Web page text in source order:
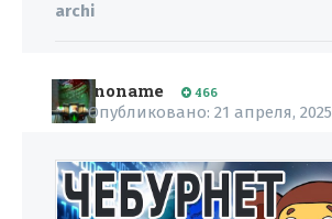
archi
noname 466
Опубликовано: 21 апреля, 2025